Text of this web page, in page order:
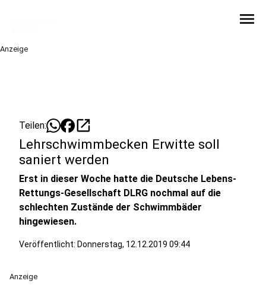
menu
Anzeige
Teilen: open_in_new
Lehrschwimmbecken Erwitte soll
saniert werden
Erst in dieser Woche hatte die Deutsche Lebens-
Rettungs-Gesellschaft DLRG nochmal auf die
schlechten Zustände der Schwimmbäder
hingewiesen.
Veröffentlicht: Donnerstag, 12.12.2019 09:44
Anzeige